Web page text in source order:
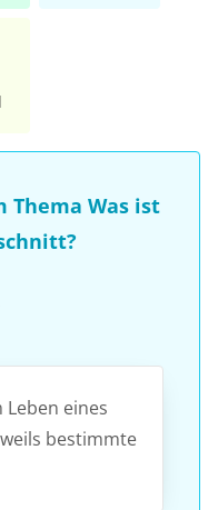
Thema Was ist
Leben eines
bestimmte